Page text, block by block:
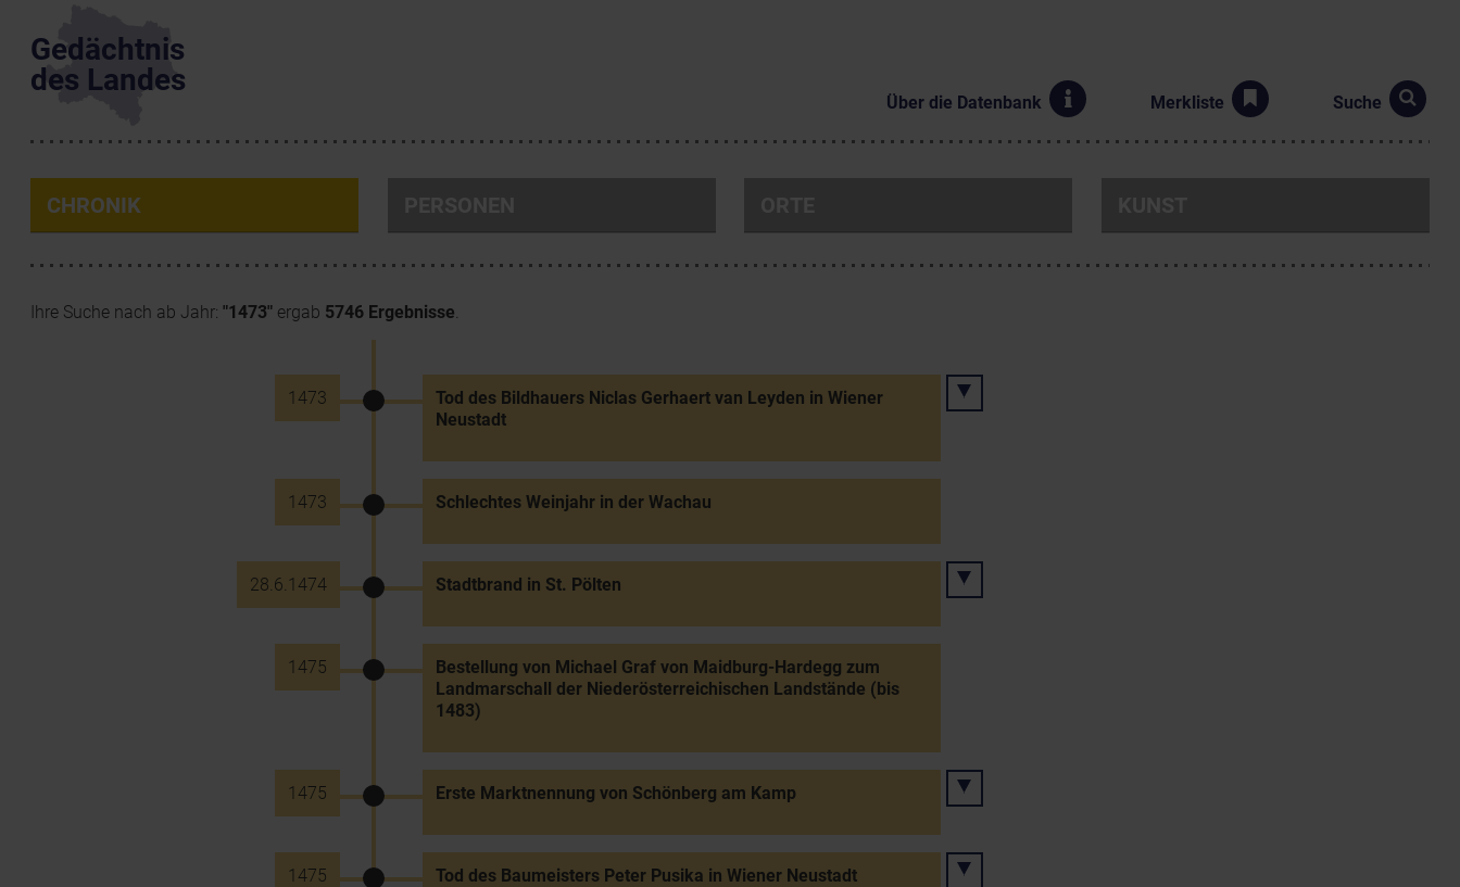
Gedächtnis
des Landes
Über die Datenbank Merkliste Suche
CHRONIK
Ihre Suche nach ab Jahr: "1473" ergab 5746 Ergebnisse.
1473
Tod des Bildhauers Niclas Gerhaert van Leyden in Wiener
Neustadt
1473 Schlechtes Weinjahr in der Wachau
28.6.1474 Stadtbrand in St. Pölten
1475
Bestellung von Michael Graf von Maidburg-Hardegg zum
Landmarschall der Niederösterreichischen Landstände (bis
1483)
1475 Erste Marktnennung von Schönberg am Kamp
1475 Tod des Baumeisters Peter Pusika in Wiener Neustadt